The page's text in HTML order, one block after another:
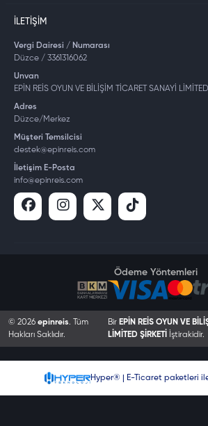
İLETIŞIM
Vergi Dairesi / Numarası
Düzce / 3361316062
Unvan
EPİN REİS OYUN VE BİLİŞİM TİCARET SANAYİ LİMİTED
Adres
Düzce/Merkez
Müşteri Temsilcisi
destek@epinreis.com
İletişim E-Posta
info@epinreis.com
Ödeme Yöntemleri
© 2026 epinreis. Tüm
Hakları Saklıdır.
Bir EPİN REİS OYUN VE
LİMİTED ŞİRKETİ
İştirakidir.
Hyper® | E-Ticaret paketleri ile